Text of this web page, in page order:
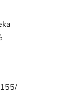
155/220